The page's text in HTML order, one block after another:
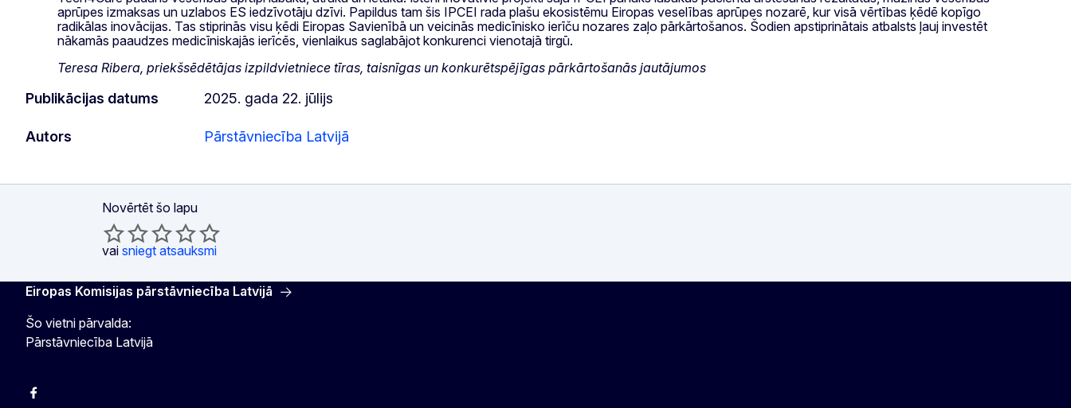
aprūpes izmaksas un uzlabos ES iedzīvotāju dzīvi. Papildus tam šis IPCEI rada plašu ekosistēmu Eiropas veselības aprūpes nozarē, kur visā vērtības ķēdē kopīgo
radikālas inovācijas. Tas stiprinās visu ķēdi Eiropas Savienībā un veicinās medicīnisko ierīču nozares zaļo pārkārtošanos. Šodien apstiprinātais atbalsts ļauj investēt
nākamās paaudzes medicīniskajās ierīcēs, vienlaikus saglabājot konkurenci vienotajā tirgū.
Teresa Ribera, priekšsēdētājas izpildvietniece tīras, taisnīgas un konkurētspējīgas pārkārtošanās jautājumos
Publikācijas datums 2025. gada 22. jūlijs
Autors Pārstāvniecība Latvijā
Novērtēt šo lapu
vai sniegt atsauksmi
Eiropas Komisijas pārstāvniecība Latvijā
Šo vietni pārvalda:
Pārstāvniecība Latvijā
Facebook